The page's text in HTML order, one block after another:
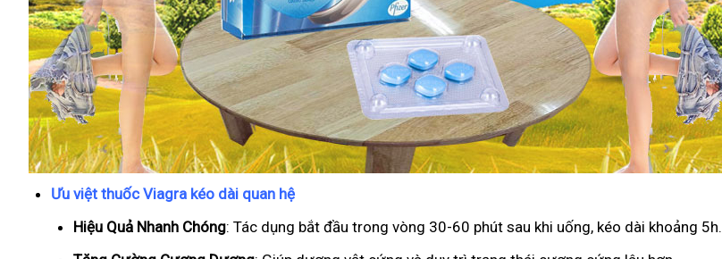
Ưu việt thuốc Viagra kéo dài quan hệ
Hiệu Quả Nhanh Chóng: Tác dụng bắt đầu trong vòng 30-60 phút sau khi uống, kéo dài khoảng 5h.